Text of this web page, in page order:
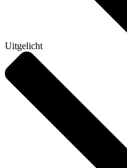
Uitgelicht